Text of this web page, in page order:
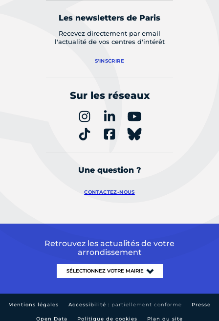
Les newsletters de Paris
Recevez directement par email
l'actualité de vos centres d'intérêt
S'INSCRIRE
Sur les réseaux
Une question ?
CONTACTEZ-NOUS
Retrouvez les actualités de votre
arrondissement
Mentions légales Accessibilité : partiellement conforme Presse
Open Data Politique de cookies Plan du site